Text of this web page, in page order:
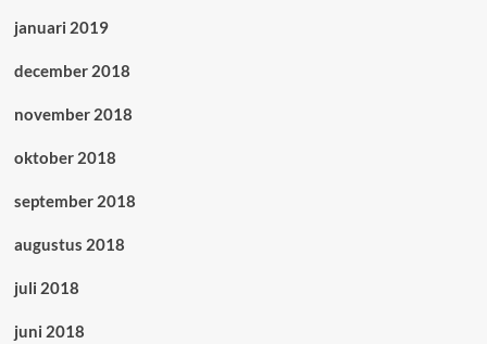
januari 2019
december 2018
november 2018
oktober 2018
september 2018
augustus 2018
juli 2018
juni 2018